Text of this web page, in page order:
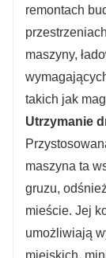
remontach
maszyny,
takich jak
Utrzymanie
maszyna ta
gruzu,
mieście. Jej
umożliwiają
miejskich,